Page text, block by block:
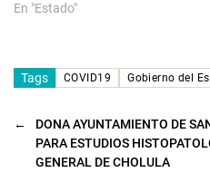
En "Estado"
Tags COVID19 Gobierno del
←
DONA AYUNTAMIENTO DE
PARA ESTUDIOS
GENERAL DE CHOLULA